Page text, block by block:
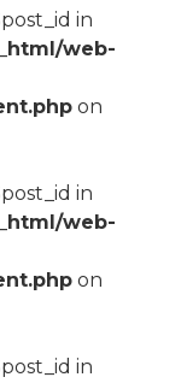
in
web-
on
in
web-
on
in